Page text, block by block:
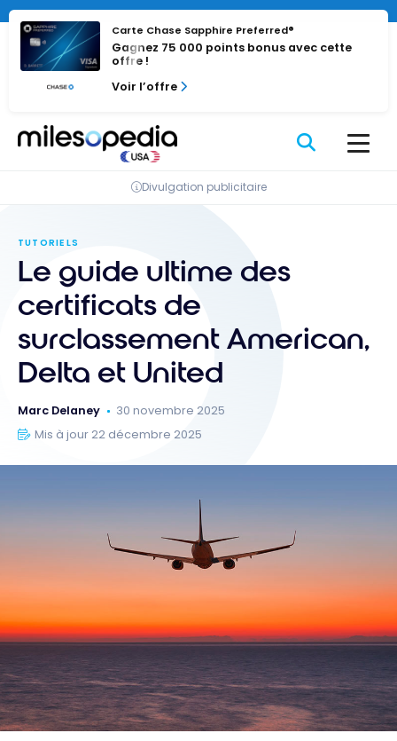
Passer
contenu
Carte Chase Sapphire Preferred®
Gagnez 75 000 points bonus avec cette
offre !
Voir l’offre
Divulgation publicitaire
TUTORIELS
Le guide ultime des
certificats de
surclassement American,
Delta et United
Marc Delaney
30 novembre 2025
Mis à jour 22 décembre 2025